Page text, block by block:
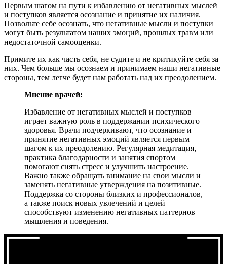
Первым шагом на пути к избавлению от негативных мыслей
и поступков является осознание и принятие их наличия.
Позвольте себе осознать, что негативные мысли и поступки
могут быть результатом наших эмоций, прошлых травм или
недостаточной самооценки.
Примите их как часть себя, не судите и не критикуйте себя за
них. Чем больше мы осознаем и принимаем наши негативные
стороны, тем легче будет нам работать над их преодолением.
Мнение врачей:
Избавление от негативных мыслей и поступков
играет важную роль в поддержании психического
здоровья. Врачи подчеркивают, что осознание и
принятие негативных эмоций является первым
шагом к их преодолению. Регулярная медитация,
практика благодарности и занятия спортом
помогают снять стресс и улучшить настроение.
Важно также обращать внимание на свои мысли и
заменять негативные утверждения на позитивные.
Поддержка со стороны близких и профессионалов,
а также поиск новых увлечений и целей
способствуют изменению негативных паттернов
мышления и поведения.